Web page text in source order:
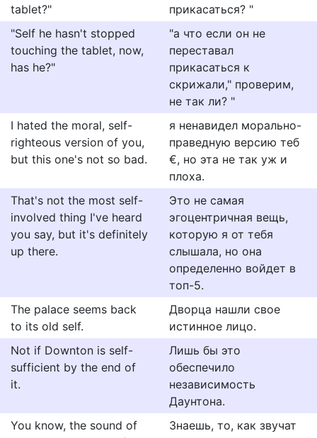
tablet?"
прикасаться? "
"Self he hasn't stopped
touching the tablet, now,
has he?"
"а что если он не
переставал
прикасаться к
скрижали," проверим,
не так ли? "
I hated the moral, self-
righteous version of you,
but this one's not so bad.
я ненавидел морально-
праведную версию теб
€, но эта не так уж и
плоха.
That's not the most self-
involved thing I've heard
you say, but it's definitely
up there.
Это не самая
эгоцентричная вещь,
которую я от тебя
слышала, но она
определенно войдет в
топ-5.
The palace seems back
to its old self.
Дворца нашли свое
истинное лицо.
Not if Downton is self-
sufficient by the end of
it.
Лишь бы это
обеспечило
независимость
Даунтона.
You know, the sound of
Знаешь, то, как звучат